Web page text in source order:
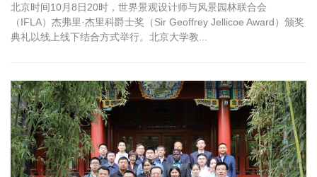
北京时间10月8日20时，世界景观设计师与风景园林联合会
（IFLA）杰弗里·杰里科爵士奖（Sir Geoffrey Jellicoe Award）颁奖
典礼以线上线下结合方式举行。北京大学教...